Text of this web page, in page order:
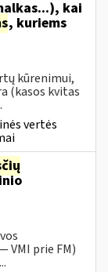
kai
, kuriems
kūrenimui,
(kasos kvitas
vertės
VMI prie FM)